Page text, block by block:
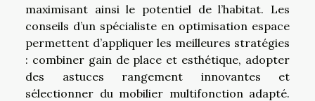
maximisant ainsi le potentiel de l’habitat. Les
conseils d’un spécialiste en optimisation espace
permettent d’appliquer les meilleures stratégies
: combiner gain de place et esthétique, adopter
des astuces rangement innovantes et
sélectionner du mobilier multifonction adapté.